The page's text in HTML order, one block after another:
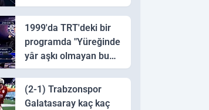
1999'da TRT'deki bir
programda "Yüreğinde
yâr aşkı olmayan bu
sazı çalarsa tingirdatır"
sözünü söyleyen halk
ozanı hangisidir?
(2-1) Trabzonspor
Galatasaray kaç kaç